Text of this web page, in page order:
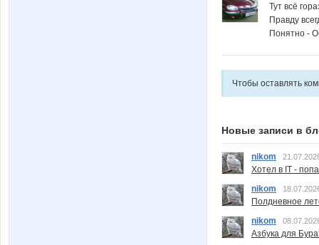
Тут всё
Правду
Понятно -
Чтобы оставлять
Новые записи в
nikom
Хотел в IT -
nikom
Полдневное
nikom
Азбука для